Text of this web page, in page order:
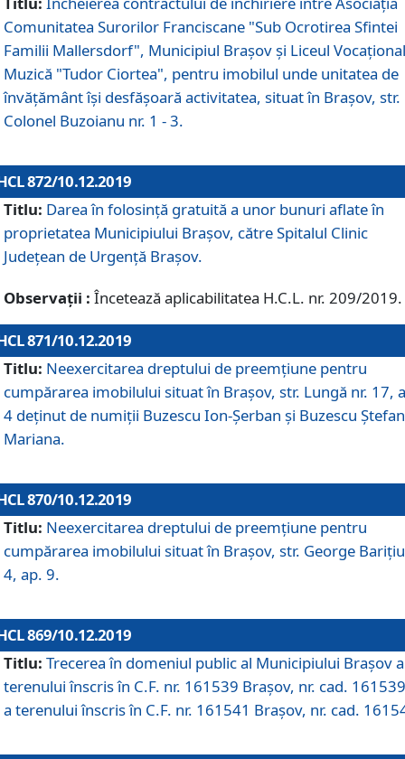
Comunitatea Surorilor Franciscane "Sub Ocrotirea Sfintei
Familii Mallersdorf", Municipiul Braşov şi Liceul
Muzică "Tudor Ciortea", pentru imobilul unde unitatea de
învățământ îşi desfăşoară activitatea, situat în Braşov, str.
Colonel Buzoianu nr. 1 - 3.
872/10.12.2019
Titlu: Darea în folosinţă gratuită a unor bunuri aflate în
proprietatea Municipiului Braşov, către Spitalul Clinic
Judeţean de Urgenţă Braşov.
Observații : Încetează aplicabilitatea H.C.L. nr. 209/2019.
871/10.12.2019
Titlu: Neexercitarea dreptului de preemţiune pentru
cumpărarea imobilului situat în Braşov, str. Lungă nr. 17,
4 deţinut de numiţii Buzescu Ion-Şerban și Buzescu
Mariana.
870/10.12.2019
Titlu: Neexercitarea dreptului de preemţiune pentru
cumpărarea imobilului situat în Braşov, str. George
4, ap. 9.
869/10.12.2019
Titlu: Trecerea în domeniul public al Municipiului Braşov a
terenului înscris în C.F. nr. 161539 Brașov, nr. cad.
a terenului înscris în C.F. nr. 161541 Brașov, nr. cad.